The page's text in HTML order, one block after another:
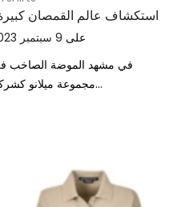
استكشاف عالم القمصان
على 9 سبتمبر 2023
في مشهد الموضة الصاخب في
مجموعة ميلانو كشركة رائدة لا مثيل لها في مجال الترويج و...